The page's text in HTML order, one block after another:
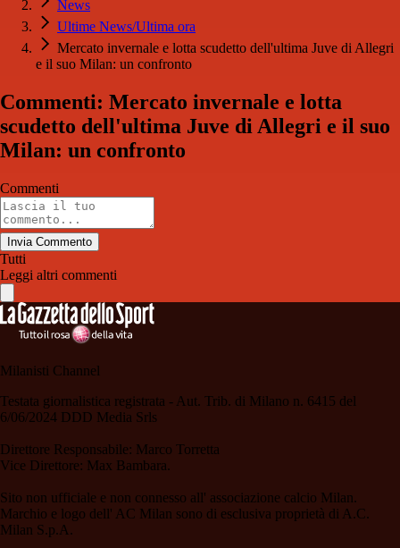
News
Ultime News/Ultima ora
Mercato invernale e lotta scudetto dell'ultima Juve di Allegri
e il suo Milan: un confronto
Commenti: Mercato invernale e lotta
scudetto dell'ultima Juve di Allegri e il suo
Milan: un confronto
Commenti
Invia Commento
Tutti
Leggi altri commenti
Milanisti Channel
Testata giornalistica registrata - Aut. Trib. di Milano n. 6415 del
6/06/2024 DDD Media Srls
Direttore Responsabile: Marco Torretta
Vice Direttore: Max Bambara.
Sito non ufficiale e non connesso all' associazione calcio Milan.
Marchio e logo dell' AC Milan sono di esclusiva proprietà di A.C.
Milan S.p.A.